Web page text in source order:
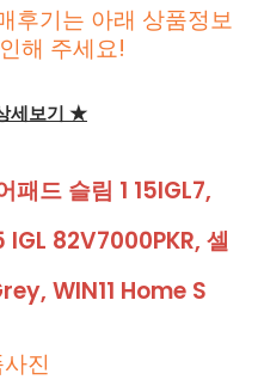
후기는 아래 상품정보
해 주세요!
세보기 ★
드 슬림 1 15IGL7,
82V7000PKR, 셀
WIN11 Home S
진